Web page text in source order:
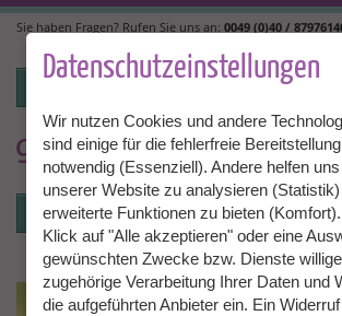
Direkt
zum
Inhalt
Sie haben Fragen? Rufen Sie uns an: 0049 (0)40 /
Login
Datenschutzeinstellungen
Wir nutzen Cookies und andere
sind einige für die fehlerfreie
notwendig (Essenziell). Andere helfen
unserer Website zu analysieren
erweiterte Funktionen zu bieten
Klick auf "Alle akzeptieren" oder eine
gewünschten Zwecke bzw. Dienste
zugehörige Verarbeitung Ihrer Daten und
die aufgeführten Anbieter ein. Ein